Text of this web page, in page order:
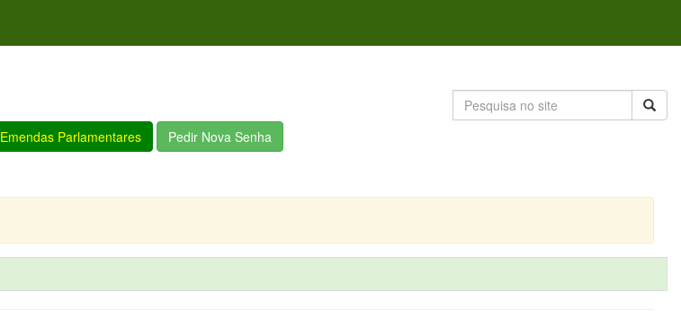
Emendas Parlamentares Pedir Nova Senha